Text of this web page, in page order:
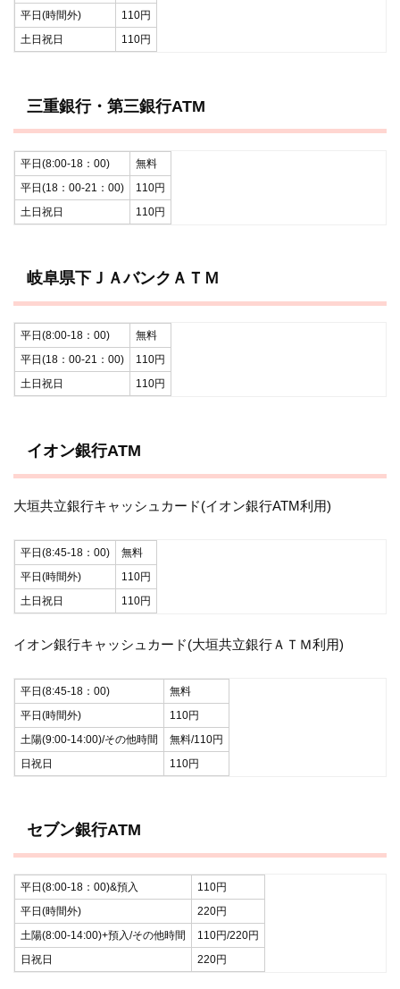
平日(時間外)
110円
土日祝日
110円
三重銀行・第三銀行ATM
平日(8:00-18：00)
無料
平日(18：00-21：00)
110円
土日祝日
110円
岐阜県下ＪＡバンクＡＴＭ
平日(8:00-18：00)
無料
平日(18：00-21：00)
110円
土日祝日
110円
イオン銀行ATM
大垣共立銀行キャッシュカード(イオン銀行ATM利用)
平日(8:45-18：00)
無料
平日(時間外)
110円
土日祝日
110円
イオン銀行キャッシュカード(大垣共立銀行ＡＴＭ利用)
平日(8:45-18：00)
無料
平日(時間外)
110円
土陽(9:00-14:00)/その他時間
無料/110円
日祝日
110円
セブン銀行ATM
平日(8:00-18：00)&預入
110円
平日(時間外)
220円
土陽(8:00-14:00)+預入/その他時間
110円/220円
日祝日
220円